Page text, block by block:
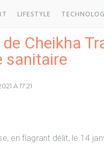
LIFESTYLE
Cheikha
sanitaire
À 17:21
en flagrant délit, le 14